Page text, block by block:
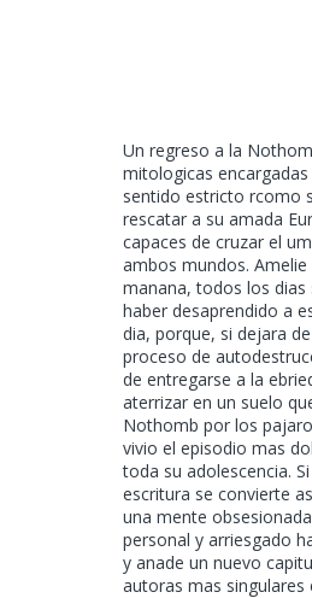
Un regreso a la
mitologicas
sentido estricto rcomo
rescatar a su amada
capaces de cruzar el
ambos mundos.
manana, todos los dias
haber desaprendido a
dia, porque, si dejara
proceso de
de entregarse a la
aterrizar en un suelo
Nothomb por los
vivio el episodio mas
toda su adolescencia.
escritura se convierte
una mente
personal y arriesgado
y anade un nuevo
autoras mas